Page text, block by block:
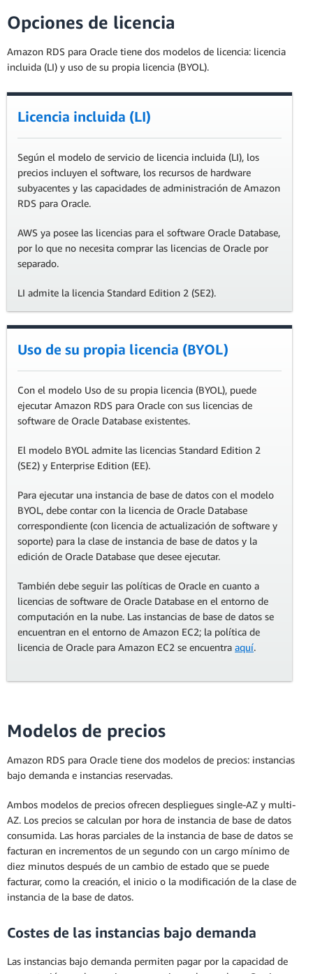
Opciones de licencia
Amazon RDS para Oracle tiene dos modelos de licencia: licencia
incluida (LI) y uso de su propia licencia (BYOL).
Licencia incluida (LI)
Según el modelo de servicio de licencia incluida (LI), los
precios incluyen el software, los recursos de hardware
subyacentes y las capacidades de administración de Amazon
RDS para Oracle.
AWS ya posee las licencias para el software Oracle Database,
por lo que no necesita comprar las licencias de Oracle por
separado.
LI admite la licencia Standard Edition 2 (SE2).
Uso de su propia licencia (BYOL)
Con el modelo Uso de su propia licencia (BYOL), puede
ejecutar Amazon RDS para Oracle con sus licencias de
software de Oracle Database existentes.
El modelo BYOL admite las licencias Standard Edition 2
(SE2) y Enterprise Edition (EE).
Para ejecutar una instancia de base de datos con el modelo
BYOL, debe contar con la licencia de Oracle Database
correspondiente (con licencia de actualización de software y
soporte) para la clase de instancia de base de datos y la
edición de Oracle Database que desee ejecutar.
También debe seguir las políticas de Oracle en cuanto a
licencias de software de Oracle Database en el entorno de
computación en la nube. Las instancias de base de datos se
encuentran en el entorno de Amazon EC2; la política de
licencia de Oracle para Amazon EC2 se encuentra aquí.
Modelos de precios
Amazon RDS para Oracle tiene dos modelos de precios: instancias
bajo demanda e instancias reservadas.
Ambos modelos de precios ofrecen despliegues single-AZ y multi-
AZ. Los precios se calculan por hora de instancia de base de datos
consumida. Las horas parciales de la instancia de base de datos se
facturan en incrementos de un segundo con un cargo mínimo de
diez minutos después de un cambio de estado que se puede
facturar, como la creación, el inicio o la modificación de la clase de
instancia de la base de datos.
Costes de las instancias bajo demanda
Las instancias bajo demanda permiten pagar por la capacidad de